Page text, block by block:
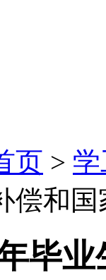
页 >
偿和
毕